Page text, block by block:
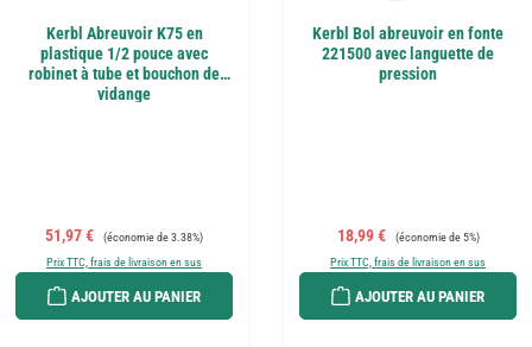
Kerbl Abreuvoir K75 en
plastique 1/2 pouce avec
robinet à tube et bouchon de
vidange
Prix de vente :
51,97 € Prix régulier :
(économie de 3.38%)
Prix TTC, frais de livraison en sus
AJOUTER AU PANIER
Kerbl Bol abreuvoir en fonte
221500 avec languette de
pression
Prix de vente :
18,99 € Prix régulier :
(économie de 5%)
Prix TTC, frais de livraison en sus
AJOUTER AU PANIER